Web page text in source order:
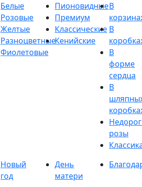
Белые
Розовые
Желтые
Разноцветные
Фиолетовые
Пионовидные
Премиум
Классические
Кенийские
В
В
В
форме
сердца
В
розы
Новый
год
День
матери